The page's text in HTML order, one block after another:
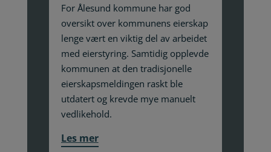
For Ålesund kommune har god
oversikt over kommunens eierskap
lenge vært en viktig del av arbeidet
med eierstyring. Samtidig opplevde
kommunen at den tradisjonelle
eierskapsmeldingen raskt ble
utdatert og krevde mye manuelt
vedlikehold.
Les mer